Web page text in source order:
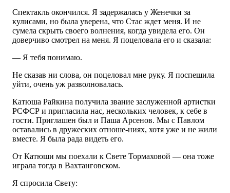
Спектакль окончился. Я задержалась у Женечки за
кулисами, но была уверена, что Стас ждет меня. И не
сумела скрыть своего волнения, когда увидела его. Он
доверчиво смотрел на меня. Я поцеловала его и сказала:
— Я тебя понимаю.
Не сказав ни слова, он поцеловал мне руку. Я поспешила
уйти, очень уж разволновалась.
Катюша Райкина получила звание заслуженной артистки
РСФСР и пригласила нас, нескольких человек, к себе в
гости. Приглашен был и Паша Арсенов. Мы с Павлом
оставались в дружеских отноше-ниях, хотя уже и не жили
вместе. Я была рада видеть его.
От Катюши мы поехали к Свете Тормаховой — она тоже
играла тогда в Вахтанговском.
Я спросила Свету: